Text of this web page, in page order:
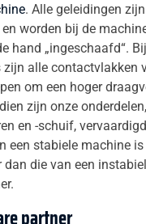
. Alle geleidingen
worden bij de
hand „ingeschaafd“.
zijn alle contactvlakken
om een hoger
zijn onze
en -schuif,
een stabiele machine
die van een